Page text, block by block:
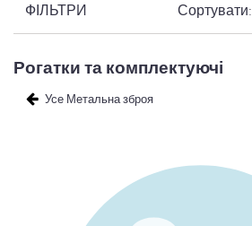
ФІЛЬТРИ Сортувати:
Рогатки та комплектуючі
Усе Метальна зброя